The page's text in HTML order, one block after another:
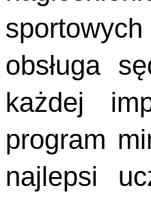
obsługa
każdej
program
najlepsi